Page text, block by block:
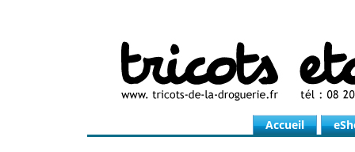
Accueil